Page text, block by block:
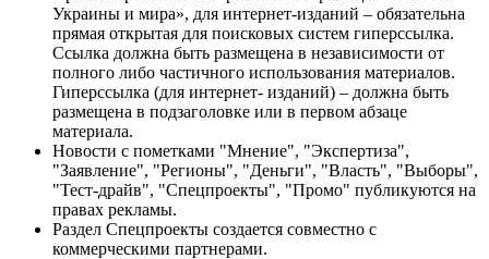
Украины и мира», для интернет-изданий – обязательна
прямая открытая для поисковых систем гиперссылка.
Ссылка должна быть размещена в независимости от
полного либо частичного использования материалов.
Гиперссылка (для интернет- изданий) – должна быть
размещена в подзаголовке или в первом абзаце
материала.
Новости с пометками "Мнение", "Экспертиза",
"Заявление", "Регионы", "Деньги", "Власть", "Выборы",
"Тест-драйв", "Спецпроекты", "Промо" публикуются на
правах рекламы.
Раздел Спецпроекты создается совместно с
коммерческими партнерами.